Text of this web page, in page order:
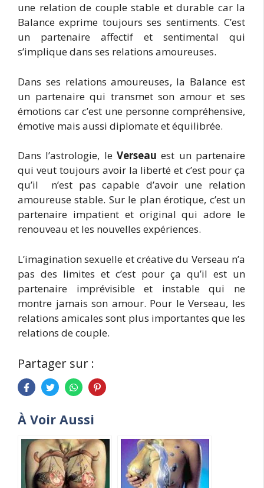
une relation de couple stable et durable car la
Balance exprime toujours ses sentiments. C’est
un partenaire affectif et sentimental qui
s’implique dans ses relations amoureuses.
Dans ses relations amoureuses, la Balance est
un partenaire qui transmet son amour et ses
émotions car c’est une personne compréhensive,
émotive mais aussi diplomate et équilibrée.
Dans l’astrologie, le Verseau est un partenaire
qui veut toujours avoir la liberté et c’est pour ça
qu’il n’est pas capable d’avoir une relation
amoureuse stable. Sur le plan érotique, c’est un
partenaire impatient et original qui adore le
renouveau et les nouvelles expériences.
L’imagination sexuelle et créative du Verseau n’a
pas des limites et c’est pour ça qu’il est un
partenaire imprévisible et instable qui ne
montre jamais son amour. Pour le Verseau, les
relations amicales sont plus importantes que les
relations de couple.
Partager sur :
À Voir Aussi